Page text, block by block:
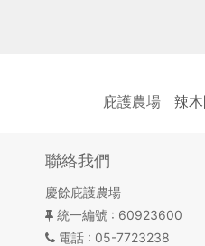
庇護農場 辣
聯絡我們
慶餘庇護農場
統一編號 : 60923600
電話: 05-7723238